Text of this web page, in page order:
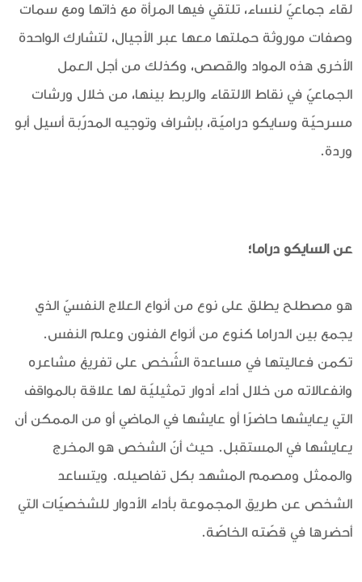
لقاء جماعيّ لنساء، تلتقي فيها المرأة مع ذاتها ومع سمات
وصفات موروثة حملتها معها عبر الأجيال، لتشارك الواحدة
الأخرى هذه المواد والقصص، وكذلك من أجل العمل
الجماعيّ في نقاط الالتقاء والربط بينها، من خلال ورشات
مسرحيّة وسايكو دراميّة، بإشراف وتوجيه المدرّبة أسيل أبو
وردة.
عن السايكو دراما؛
هو مصطلح يطلق على نوع من أنواع العلاج النفسيّ الذي
يجمع بين الدراما كنوع من أنواع الفنون وعلم النفس.
تكمن فعاليتها في مساعدة الشّخص على تفريغ مشاعره
وانفعالاته من خلال أداء أدوار تمثيليّة لها علاقة بالمواقف
التي يعايشها حاضرًا أو عايشها في الماضي أو من الممكن أن
يعايشها في المستقبل. حيث أنّ الشخص هو المخرج
والممثل ومصمم المشهد بكل تفاصيله. ويتساعد
الشخص عن طريق المجموعة بأداء الأدوار للشخصيّات التي
أحضرها في قصّته الخاصّة.